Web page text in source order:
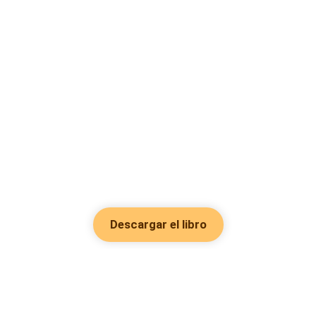
Descargar el libro